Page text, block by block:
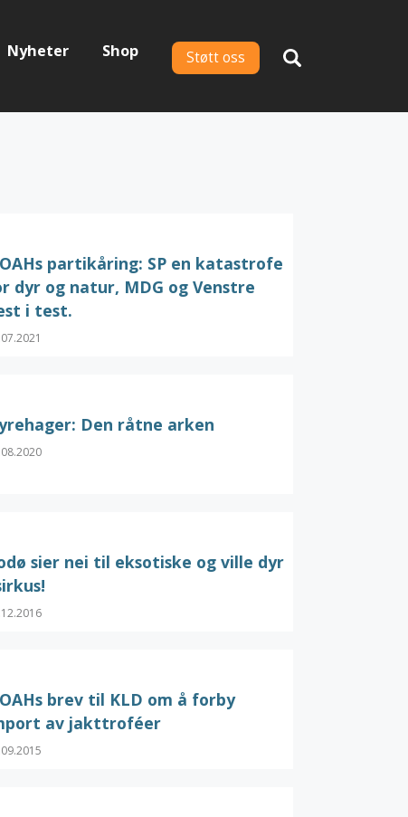
Støtt oss
Nyheter Shop
partikåring: SP en katastrofe
dyr og natur, MDG og Venstre
i test.
Den råtne arken
sier nei til eksotiske og ville dyr
brev til KLD om å forby
av jakttroféer